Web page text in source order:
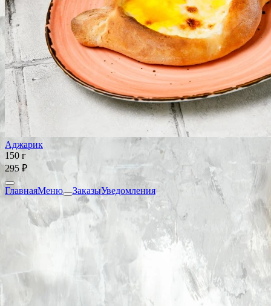
Аджарик
150 г
295 ₽
ГлавнаяМеню ЗаказыУведомления